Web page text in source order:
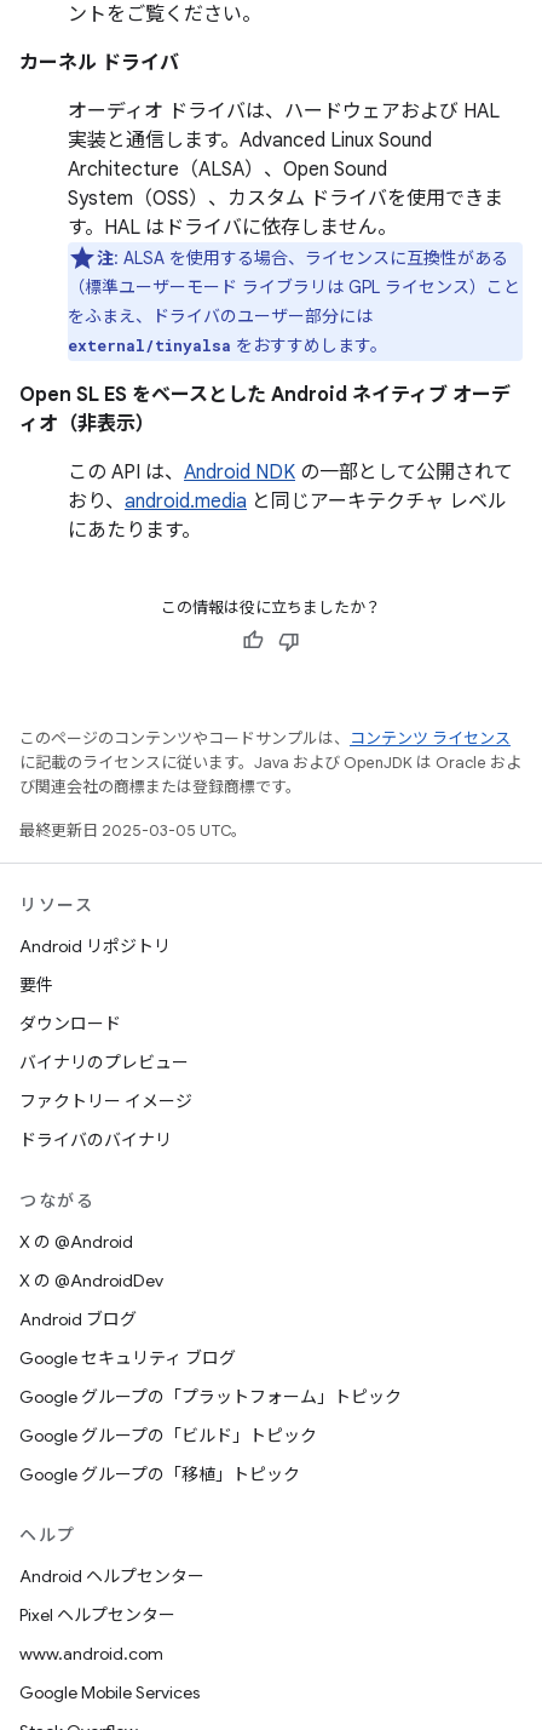
ントをご覧ください。
カーネル ドライバ
オーディオ ドライバは、ハードウェアおよび HAL
実装と通信します。Advanced Linux Sound
Architecture（ALSA）、Open Sound
System（OSS）、カスタム ドライバを使用できま
す。HAL はドライバに依存しません。
注: ALSA を使用する場合、ライセンスに互換性がある
（標準ユーザーモード ライブラリは GPL ライセンス）こと
をふまえ、ドライバのユーザー部分には
external/tinyalsa をおすすめします。
Open SL ES をベースとした Android ネイティブ オーデ
ィオ（非表示）
この API は、 Android NDK の一部として公開されて
おり、 android.media と同じアーキテクチャ レベル
にあたります。
この情報は役に立ちましたか？
このページのコンテンツやコードサンプルは、
コンテンツ ライセンス
に記載のライセンスに従います。Java および OpenJDK は Oracle およ
び関連会社の商標または登録商標です。
最終更新日 2025-03-05 UTC。
リソース
Android リポジトリ
要件
ダウンロード
バイナリのプレビュー
ファクトリー イメージ
ドライバのバイナリ
つながる
X の @Android
X の @AndroidDev
Android ブログ
Google セキュリティ ブログ
Google グループの「プラットフォーム」トピック
Google グループの「ビルド」トピック
Google グループの「移植」トピック
ヘルプ
Android ヘルプセンター
Pixel ヘルプセンター
www.android.com
Google Mobile Services